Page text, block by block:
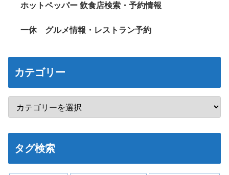
ホットペッパー 飲食店検索・予約情報
一休 グルメ情報・レストラン予約
カテゴリー
タグ検索